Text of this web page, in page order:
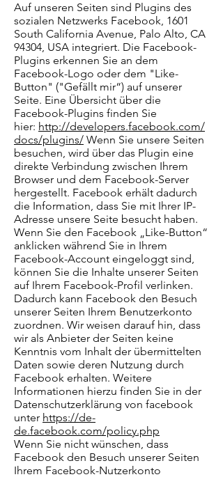
Auf unseren Seiten sind Plugins des
sozialen Netzwerks Facebook, 1601
South California Avenue, Palo Alto, CA
94304, USA integriert. Die Facebook-
Plugins erkennen Sie an dem
Facebook-Logo oder dem "Like-
Button" ("Gefällt mir“) auf unserer
Seite. Eine Übersicht über die
Facebook-Plugins finden Sie
hier: http://developers.facebook.com/
docs/plugins/ Wenn Sie unsere Seiten
besuchen, wird über das Plugin eine
direkte Verbindung zwischen Ihrem
Browser und dem Facebook-Server
hergestellt. Facebook erhält dadurch
die Information, dass Sie mit Ihrer IP-
Adresse unsere Seite besucht haben.
Wenn Sie den Facebook „Like-Button“
anklicken während Sie in Ihrem
Facebook-Account eingeloggt sind,
können Sie die Inhalte unserer Seiten
auf Ihrem Facebook-Profil verlinken.
Dadurch kann Facebook den Besuch
unserer Seiten Ihrem Benutzerkonto
zuordnen. Wir weisen darauf hin, dass
wir als Anbieter der Seiten keine
Kenntnis vom Inhalt der übermittelten
Daten sowie deren Nutzung durch
Facebook erhalten. Weitere
Informationen hierzu finden Sie in der
Datenschutzerklärung von facebook
unter https://de-
de.facebook.com/policy.php
Wenn Sie nicht wünschen, dass
Facebook den Besuch unserer Seiten
Ihrem Facebook-Nutzerkonto